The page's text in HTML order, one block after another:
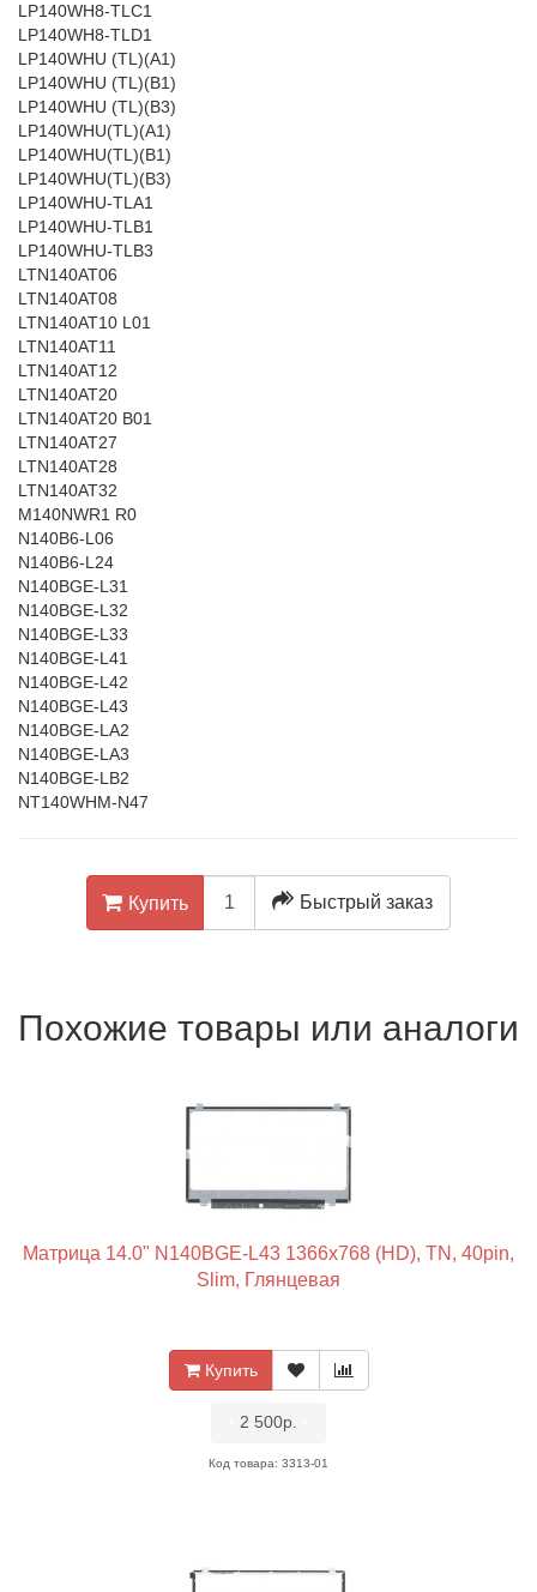
LP140WH8-TLC1
LP140WH8-TLD1
LP140WHU (TL)(A1)
LP140WHU (TL)(B1)
LP140WHU (TL)(B3)
LP140WHU(TL)(A1)
LP140WHU(TL)(B1)
LP140WHU(TL)(B3)
LP140WHU-TLA1
LP140WHU-TLB1
LP140WHU-TLB3
LTN140AT06
LTN140AT08
LTN140AT10 L01
LTN140AT11
LTN140AT12
LTN140AT20
LTN140AT20 B01
LTN140AT27
LTN140AT28
LTN140AT32
M140NWR1 R0
N140B6-L06
N140B6-L24
N140BGE-L31
N140BGE-L32
N140BGE-L33
N140BGE-L41
N140BGE-L42
N140BGE-L43
N140BGE-LA2
N140BGE-LA3
N140BGE-LB2
NT140WHM-N47
Купить Быстрый заказ
Похожие товары или аналоги
Матрица 14.0" N140BGE-L43 1366x768 (HD), TN, 40pin,
Slim, Глянцевая
Купить
2 500р.
Код товара: 3313-01